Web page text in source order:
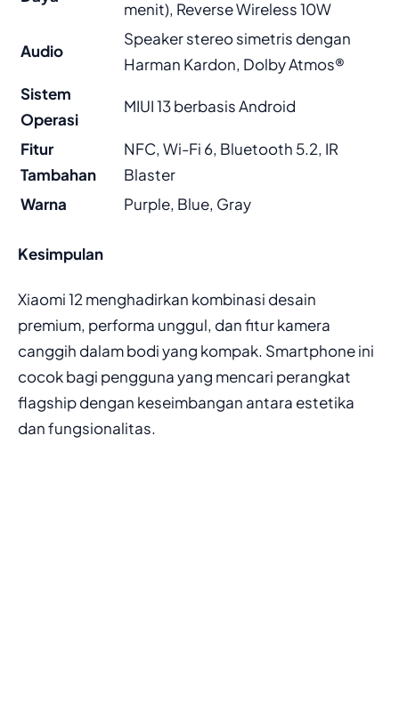
menit), Reverse Wireless 10W
Audio
Speaker stereo simetris dengan
Harman Kardon, Dolby Atmos®
Sistem
Operasi
MIUI 13 berbasis Android
Fitur
Tambahan
NFC, Wi-Fi 6, Bluetooth 5.2, IR
Blaster
Warna
Purple, Blue, Gray
Kesimpulan
Xiaomi 12 menghadirkan kombinasi desain
premium, performa unggul, dan fitur kamera
canggih dalam bodi yang kompak. Smartphone ini
cocok bagi pengguna yang mencari perangkat
flagship dengan keseimbangan antara estetika
dan fungsionalitas.